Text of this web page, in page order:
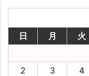
日
月 火
2
3 4